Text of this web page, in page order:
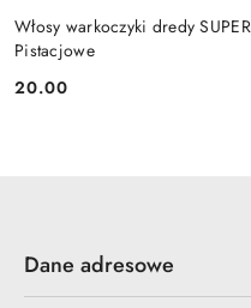
Włosy warkoczyki dredy
Pistacjowe
Cena:
20.00
Dane adresowe